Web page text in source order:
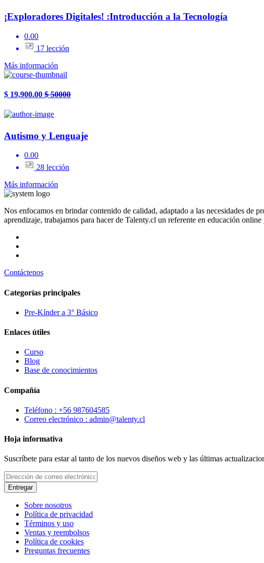
¡Exploradores Digitales! :Introducción a la Tecnología
0.00
17 lección
Más información
$ 19,900.00 $ 50000
Autismo y Lenguaje
0.00
28 lección
Más información
Nos enfocamos en brindar contenido de calidad, adaptado a las necesidades de
aprendizaje, trabajamos para hacer de Talenty.cl un referente en educación
Contáctenos
Categorías principales
Pre-Kínder a 3° Básico
Enlaces útiles
Curso
Blog
Base de conocimientos
Compañía
Teléfono : +56 987604585
Correo electrónico : admin@talenty.cl
Hoja informativa
Suscríbete para estar al tanto de los nuevos diseños web y las últimas
Entregar
Sobre nosotros
Política de privacidad
Términos y uso
Ventas y reembolsos
Política de cookies
Preguntas frecuentes